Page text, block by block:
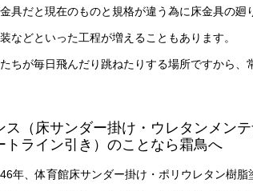
具だと現在のものと規格が違う為に床金具の
などといった工程が増えることもあります。
ちが毎日飛んだり跳ねたりする場所ですから
ス（床サンダー掛け・ウレタンメン
トライン引き）のことなら霜鳥へ
年、体育館床サンダー掛け・ポリウレタン樹